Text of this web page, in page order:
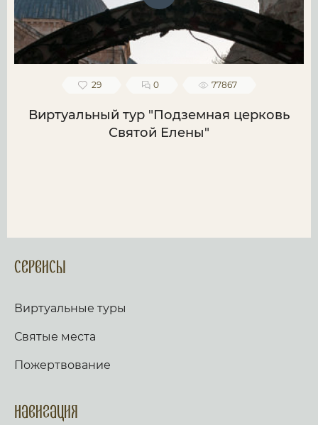
29 0 77867
Виртуальный тур "Подземная церковь
Святой Елены"
Сервисы
Виртуальные туры
Святые места
Пожертвование
Навигация